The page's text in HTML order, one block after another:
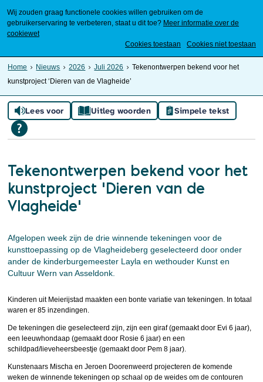
Wij zouden graag functionele cookies willen gebruiken om de
gebruikerservaring te verbeteren, staat u dit toe? Meer informatie over de
cookiewet
Cookies toestaan
Cookies niet toestaan
Home Nieuws 2026 Juli 2026
Tekenontwerpen bekend voor het
kunstproject ‘Dieren van de Vlagheide’
Lees voor Uitleg woorden Simpele tekst
Tekenontwerpen bekend voor het
kunstproject ‘Dieren van de
Vlagheide’
Afgelopen week zijn de drie winnende tekeningen voor de
kunsttoepassing op de Vlagheideberg geselecteerd door onder
ander de kinderburgemeester Layla en wethouder Kunst en
Cultuur Wern van Asseldonk.
Kinderen uit Meierijstad maakten een bonte variatie van tekeningen. In totaal
waren er 85 inzendingen.
De tekeningen die geselecteerd zijn, zijn een giraf (gemaakt door Evi 6 jaar),
een leeuwhondaap (gemaakt door Rosie 6 jaar) en een
schildpad/lieveheersbeestje (gemaakt door Pem 8 jaar).
Kunstenaars Mischa en Jeroen Doorenweerd projecteren de komende
weken de winnende tekeningen op schaal op de weides om de contouren